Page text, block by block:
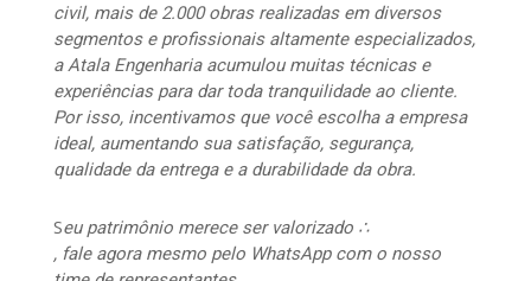
civil, mais de 2.000 obras realizadas em diversos
segmentos e profissionais altamente especializados,
a Atala Engenharia acumulou muitas técnicas e
experiências para dar toda tranquilidade ao cliente.
Por isso, incentivamos que você escolha a empresa
ideal, aumentando sua satisfação, segurança,
qualidade da entrega e a durabilidade da obra.
Seu patrimônio merece ser valorizado ∴
, fale agora mesmo pelo WhatsApp com o nosso